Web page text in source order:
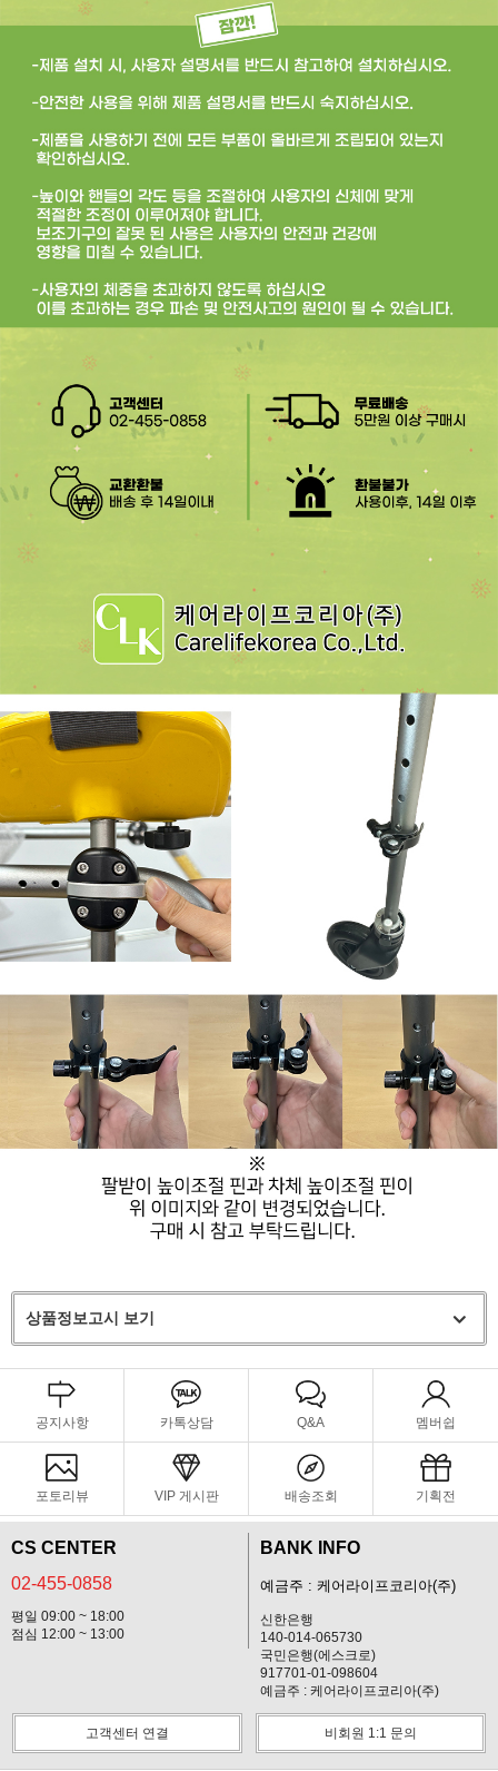
상품정보고시 보기
공지사항 카톡상담 Q&A 멤버쉽
포토리뷰 VIP 게시판 배송조회 기획전
CS CENTER
02-455-0858
평일 09:00 ~ 18:00
점심 12:00 ~ 13:00
BANK INFO
예금주 : 케어라이프코리아(주)
신한은행
140-014-065730
국민은행(에스크로)
917701-01-098604
예금주 : 케어라이프코리아(주)
고객센터 연결 비회원 1:1 문의